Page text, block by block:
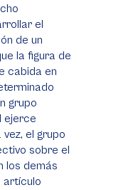
el
de un
la figura de
cabida en
grupo
ejerce
el grupo
sobre el
los demás
artículo